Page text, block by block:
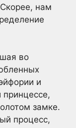
нам
во
и
замке.
процесс,